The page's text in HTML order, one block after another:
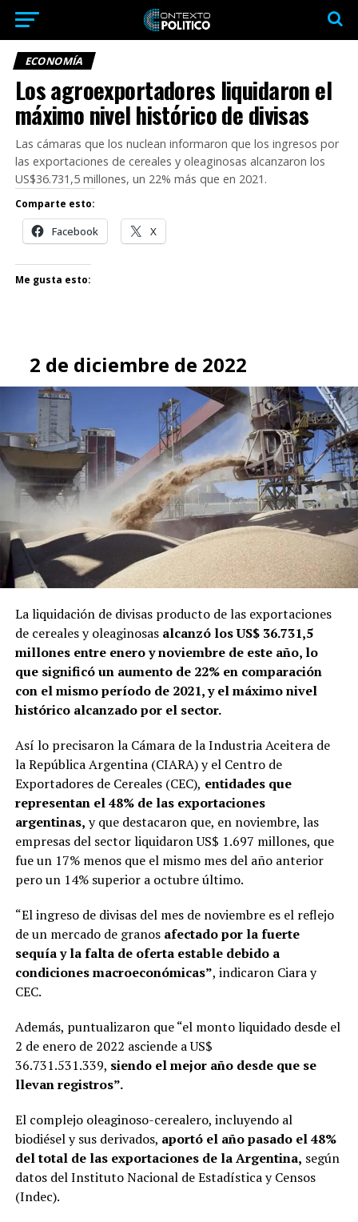
ECONOMÍA
Los agroexportadores liquidaron el
máximo nivel histórico de divisas
Las cámaras que los nuclean informaron que los ingresos por
las exportaciones de cereales y oleaginosas alcanzaron los
US$36.731,5 millones, un 22% más que en 2021.
Comparte esto:
Facebook X
Me gusta esto:
2 de diciembre de 2022
La liquidación de divisas producto de las exportaciones
de cereales y oleaginosasalcanzó los US$ 36.731,5
millones entre enero y noviembre de este año, lo
que significó un aumento de 22% en comparación
con el mismo período de 2021, y el máximo nivel
histórico alcanzado por el sector.
Así lo precisaron la Cámara de la Industria Aceitera de
la República Argentina (CIARA) y el Centro de
Exportadores de Cereales (CEC), entidades que
representan el 48% de las exportaciones
argentinas, y que destacaron que, en noviembre, las
empresas del sector liquidaron US$ 1.697 millones, que
fue un 17% menos que el mismo mes del año anterior
pero un 14% superior a octubre último.
“El ingreso de divisas del mes de noviembre es el reflejo
de un mercado de granosafectado por la fuerte
sequía y la falta de oferta estable debido a
condiciones macroeconómicas”, indicaron Ciara y
CEC.
Además, puntualizaron que “el monto liquidado desde el
2 de enero de 2022 asciende a US$
36.731.531.339, siendo el mejor año desde que se
llevan registros”.
El complejo oleaginoso-cerealero, incluyendo al
biodiésel y sus derivados, aportó el año pasado el 48%
del total de las exportaciones de la Argentina, según
datos del Instituto Nacional de Estadística y Censos
(Indec).